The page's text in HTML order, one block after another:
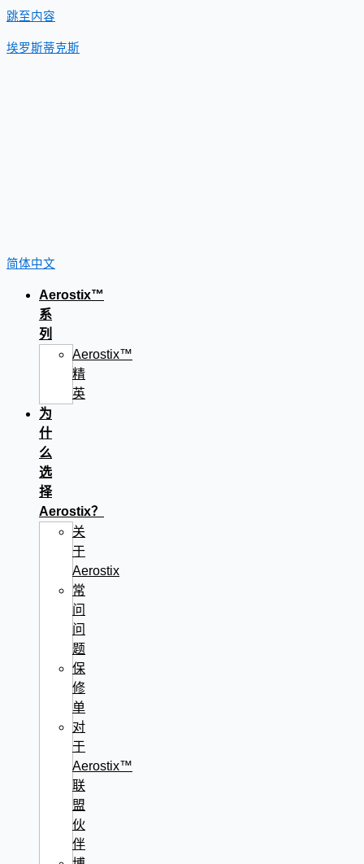
跳至内容
埃罗斯蒂克斯
简体中文
Aerostix™
系
列
Aerostix™
精
英
为
什
么
选
择
Aerostix？
关
于
Aerostix
常
问
问
题
保
修
单
对
于
Aerostix™
联
盟
伙
伴